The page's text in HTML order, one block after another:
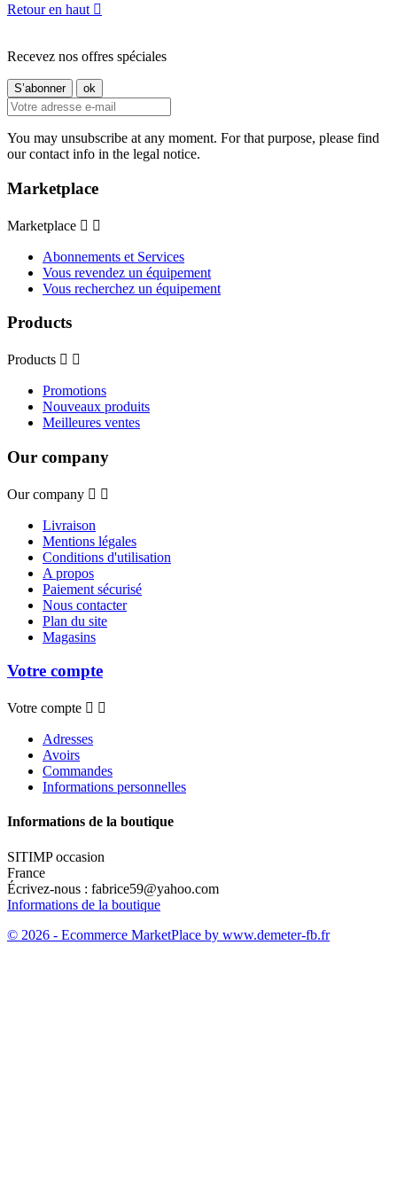
Retour en haut 
Recevez nos offres spéciales
You may unsubscribe at any moment. For that purpose, please find
our contact info in the legal notice.
Marketplace
Marketplace  
Abonnements et Services
Vous revendez un équipement
Vous recherchez un équipement
Products
Products  
Promotions
Nouveaux produits
Meilleures ventes
Our company
Our company  
Livraison
Mentions légales
Conditions d'utilisation
A propos
Paiement sécurisé
Nous contacter
Plan du site
Magasins
Votre compte
Votre compte  
Adresses
Avoirs
Commandes
Informations personnelles
Informations de la boutique
SITIMP occasion
France
Écrivez-nous : fabrice59@yahoo.com
Informations de la boutique
© 2026 - Ecommerce MarketPlace by www.demeter-fb.fr